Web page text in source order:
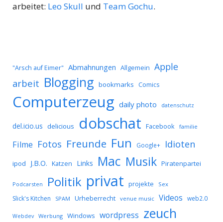
arbeitet: Leo Skull und Team Gochu.
"Arsch auf Eimer" Abmahnungen Allgemein Apple
arbeit Blogging bookmarks Comics
Computerzeug daily photo datenschutz
del.icio.us delicious dobschat Facebook familie
Filme Fotos Freunde Fun Google+ Idioten
ipod J.B.O. Katzen Links Mac Musik Piratenpartei
Podcarsten Politik privat projekte Sex
Slick's Kitchen SPAM Urheberrecht venue music Videos web2.0
Webdev Werbung Windows wordpress zeuch